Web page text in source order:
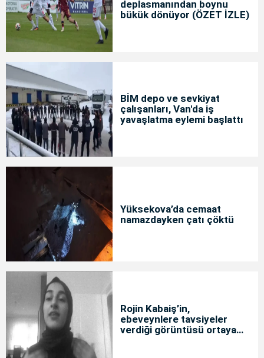
deplasmanından boynu
bükük dönüyor (ÖZET İZLE)
BİM depo ve sevkiyat
çalışanları, Van'da iş
yavaşlatma eylemi başlattı
Yüksekova’da cemaat
namazdayken çatı çöktü
Rojin Kabaiş’in,
ebeveynlere tavsiyeler
verdiği görüntüsü ortaya